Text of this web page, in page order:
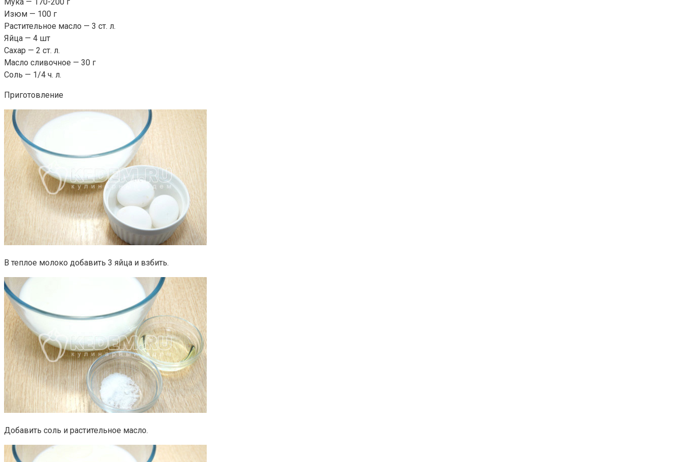
Изюм — 100 г
Растительное масло — 3 ст. л.
Яйца — 4 шт
Сахар — 2 ст. л.
Масло сливочное — 30 г
Соль — 1/4 ч. л.
Приготовление
В теплое молоко добавить 3 яйца и взбить.
Добавить соль и растительное масло.